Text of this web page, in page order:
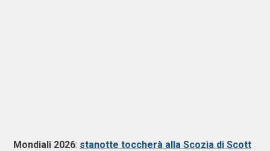
Mondiali 2026: stanotte toccherà alla Scozia di Scott